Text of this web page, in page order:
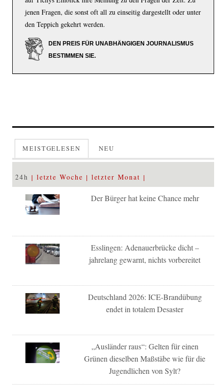
jenen Fragen, die sonst oft all zu einseitig dargestellt oder unter
den Teppich gekehrt werden.
DEN PREIS FÜR UNABHÄNGIGEN JOURNALISMUS
BESTIMMEN SIE.
MEISTGELESEN NEU
24h letzte Woche letzter Monat
Der Bürger hat keine Chance mehr
Esslingen: Adenauerbrücke dicht –
jahrelang gewarnt, nichts vorbereitet
Deutschland 2026: ICE-Brandübung
endet in totalem Desaster
„Ausländer raus“: Gelten für einen
Grünen dieselben Maßstäbe wie für die
Jugendlichen von Sylt?